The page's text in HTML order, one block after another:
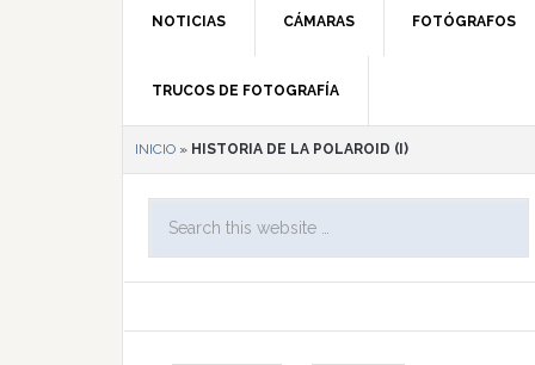
NOTICIAS CÁMARAS FOTÓGRAFOS
TRUCOS DE FOTOGRAFÍA
INICIO » HISTORIA DE LA POLAROID (I)